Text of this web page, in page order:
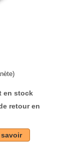
en stock
retour en